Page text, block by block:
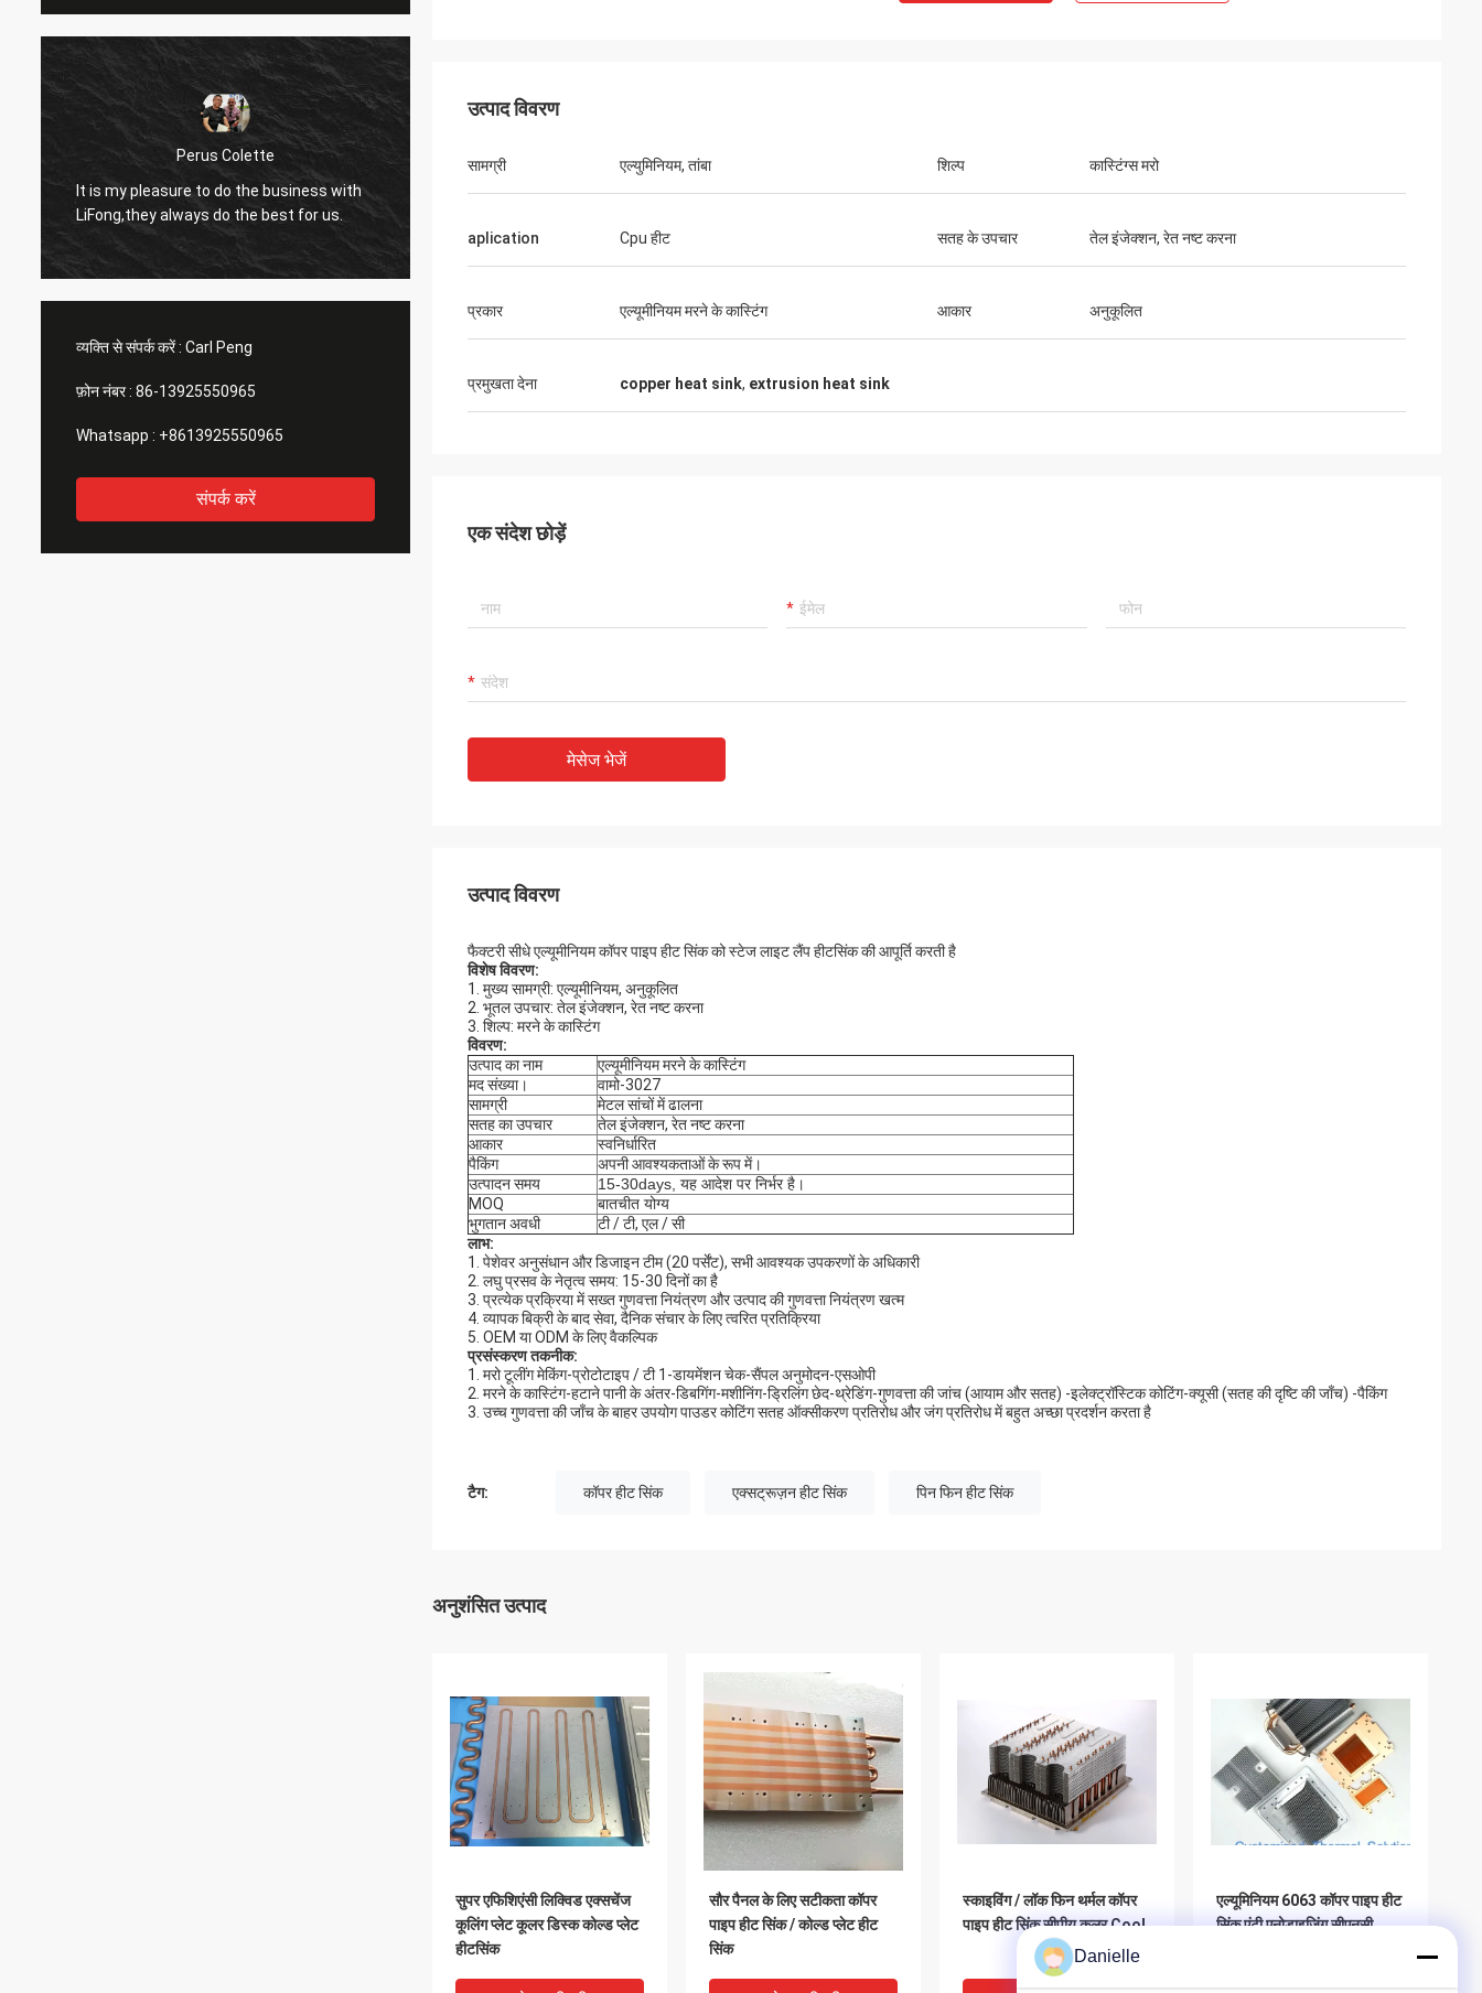
Perus Colette
It is my pleasure to do the business with
LiFong,they always do the best for us.
I like the products and service provided by
That's true we enjoy doing business with
LiFong is one of our desired vendors in
व्यक्ति से संपर्क करें : Carl Peng
फ़ोन नंबर : 86-13925550965
Whatsapp : +8613925550965
संपर्क करें
उत्पाद विवरण
सामग्री एल्युमिनियम, तांबा शिल्प कास्टिंग्स मरो
aplication Cpu हीट सतह के उपचार तेल इंजेक्शन, रेत नष्ट करना
प्रकार एल्यूमीनियम मरने के कास्टिंग आकार अनुकूलित
प्रमुखता देना copper heat sink, extrusion heat sink
एक संदेश छोड़ें
मेसेज भेजें
उत्पाद विवरण
फैक्टरी सीधे एल्यूमीनियम कॉपर पाइप हीट सिंक को स्टेज लाइट लैंप हीटसिंक की आपूर्ति करती है
विशेष विवरण:
1. मुख्य सामग्री: एल्यूमीनियम, अनुकूलित
2. भूतल उपचार: तेल इंजेक्शन, रेत नष्ट करना
3. शिल्प: मरने के कास्टिंग
विवरण:
उत्पाद का नाम
एल्यूमीनियम मरने के कास्टिंग
मद संख्या।
वामो-3027
सामग्री
मेटल सांचों में ढालना
सतह का उपचार
तेल इंजेक्शन, रेत नष्ट करना
आकार
स्वनिर्धारित
पैकिंग
अपनी आवश्यकताओं के रूप में।
उत्पादन समय
15-30days, यह आदेश पर निर्भर है।
MOQ
बातचीत योग्य
भुगतान अवधी
टी / टी, एल / सी
लाभ:
1. पेशेवर अनुसंधान और डिजाइन टीम (20 पर्सेंट), सभी आवश्यक उपकरणों के अधिकारी
2. लघु प्रसव के नेतृत्व समय: 15-30 दिनों का है
3. प्रत्येक प्रक्रिया में सख्त गुणवत्ता नियंत्रण और उत्पाद की गुणवत्ता नियंत्रण खत्म
4. व्यापक बिक्री के बाद सेवा, दैनिक संचार के लिए त्वरित प्रतिक्रिया
5. OEM या ODM के लिए वैकल्पिक
प्रसंस्करण तकनीक:
1. मरो टूलींग मेकिंग-प्रोटोटाइप / टी 1-डायमेंशन चेक-सैंपल अनुमोदन-एसओपी
2. मरने के कास्टिंग-हटाने पानी के अंतर-डिबगिंग-मशीनिंग-ड्रिलिंग छेद-थ्रेडिंग-गुणवत्ता की जांच (आयाम और सतह) -इलेक्ट्रॉस्टिक कोटिंग-क्यूसी (सतह की दृष्टि की जाँच) -पैकिंग
3. उच्च गुणवत्ता की जाँच के बाहर उपयोग पाउडर कोटिंग सतह ऑक्सीकरण प्रतिरोध और जंग प्रतिरोध में बहुत अच्छा प्रदर्शन करता है
टैग: कॉपर हीट सिंक एक्सट्रूज़न हीट सिंक पिन फिन हीट सिंक
अनुशंसित उत्पाद
सुपर एफिशिएंसी लिक्विड एक्सचेंज
कूलिंग प्लेट कूलर डिस्क कोल्ड प्लेट
हीटसिंक
सौर पैनल के लिए सटीकता कॉपर
पाइप हीट सिंक / कोल्ड प्लेट हीट
सिंक
स्काइविंग / लॉक फिन थर्मल कॉपर
पाइप हीट सिंक सीपीयू कूलर Cool
एल्यूमिनियम 6063 कॉपर पाइप हीट
सिंक एंटी एनोडाइजिंग सीएनसी
Danielle